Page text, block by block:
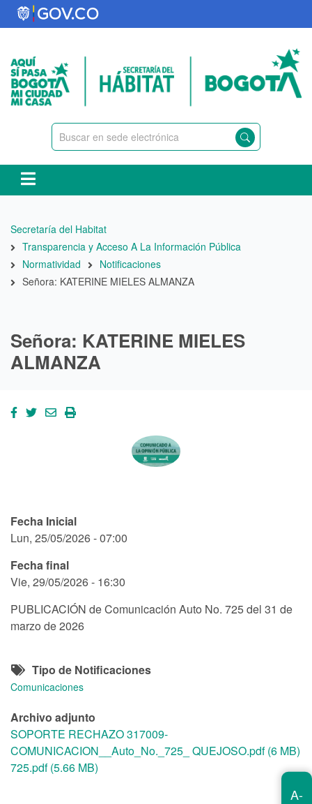
Pasar
al
principal
Ruta
de
navegación
Secretaría del Habitat
Transparencia y Acceso A La Información Pública
Normatividad
Notificaciones
Señora: KATERINE MIELES ALMANZA
Señora: KATERINE MIELES
ALMANZA
Fecha Inicial
Lun, 25/05/2026 - 07:00
Fecha final
Vie, 29/05/2026 - 16:30
PUBLICACIÓN de Comunicación Auto No. 725 del 31 de
marzo de 2026
Tipo de Notificaciones
Comunicaciones
Archivo adjunto
SOPORTE RECHAZO 317009-
COMUNICACION__Auto_No._725_ QUEJOSO.pdf (6 MB)
725.pdf (5.66 MB)
A-